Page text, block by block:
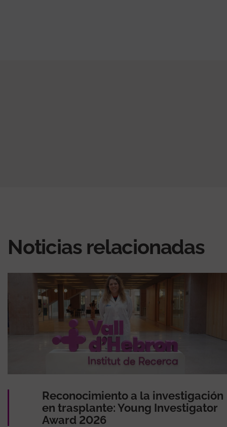
Noticias relacionadas
Reconocimiento a la investigación
en trasplante: Young Investigator
Award 2026